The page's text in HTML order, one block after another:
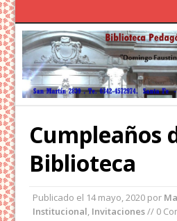
Cumpleaños
Biblioteca
Publicado el 14 mayo, 2020 por
Institucional Invitaciones// 0